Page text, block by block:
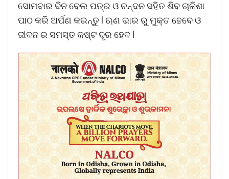
ସୋମବାର ଦିନ ବେଲ ପତ୍ର ଓ ଚନ୍ଦନ ସହିତ ଶିବ ଚାଳିଶା
ପାଠ କରି ଅର୍ପଣ କରନ୍ତୁ l ଋଣ ଭାର ରୁ ମୁକ୍ତ ହେବେ ଓ
ଜୀବନ ର ସମସ୍ତ କଷ୍ଟ ଦୂର ହେବ l